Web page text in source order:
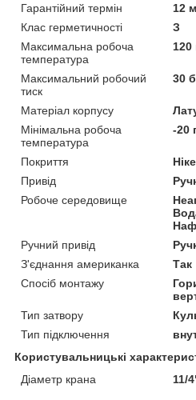
Гарантійний термін
12
Клас герметичності
З
Максимальна робоча
температура
120
Максимальний робочий
тиск
30
Матеріал корпусу
Мінімальна робоча
температура
-20
Покриття
Привід
Робоче середовище
Ручний привід
З'єднання американка
Так
Спосіб монтажу
Тип затвору
Тип підключення
Користувальницькі
Діаметр крана
11/